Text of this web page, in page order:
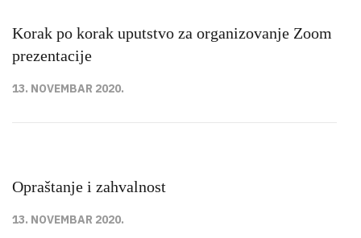
Korak po korak uputstvo za organizovanje Zoom
prezentacije
13. NOVEMBAR 2020.
Opraštanje i zahvalnost
13. NOVEMBAR 2020.